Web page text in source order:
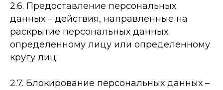
2.6. Предоставление персональных
данных – действия, направленные на
раскрытие персональных данных
определенному лицу или определенному
кругу лиц;
2.7. Блокирование персональных данных –